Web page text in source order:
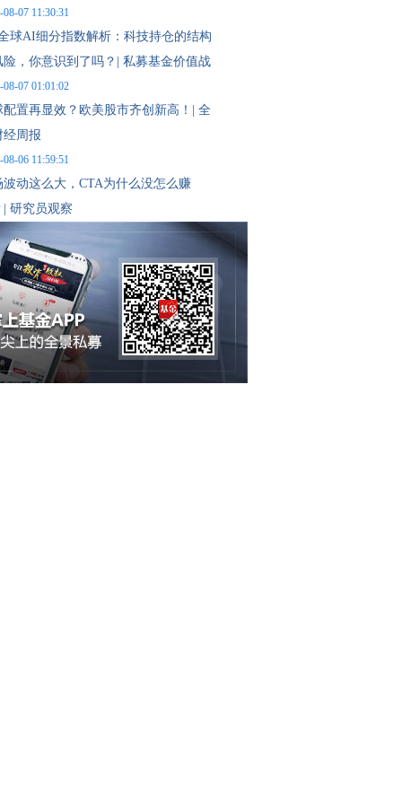
08-07 11:30:31
球AI细分指数解析：科技持仓的结构
险，你意识到了吗？| 私募基金价值战
08-07 01:01:02
配置再显效？欧美股市齐创新高！| 全
经周报
08-06 11:59:51
波动这么大，CTA为什么没怎么赚
| 研究员观察